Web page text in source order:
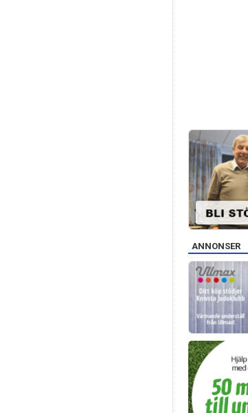
ANNONSER